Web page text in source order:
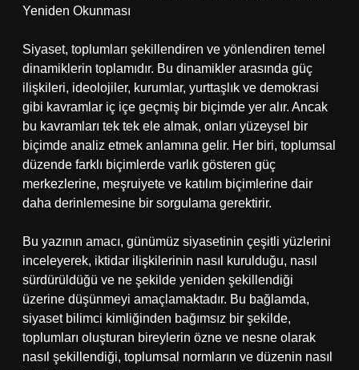
Yeniden Okunması
Siyaset, toplumları şekillendiren ve yönlendiren temel
dinamiklerin toplamıdır. Bu dinamikler arasında güç
ilişkileri, ideolojiler, kurumlar, yurttaşlık ve demokrasi
gibi kavramlar iç içe geçmiş bir biçimde yer alır. Ancak
bu kavramları tek tek ele almak, onları yüzeysel bir
biçimde analiz etmek anlamına gelir. Her biri, toplumsal
düzende farklı biçimlerde varlık gösteren güç
merkezlerine, meşruiyete ve katılım biçimlerine dair
daha derinlemesine bir sorgulama gerektirir.
Bu yazının amacı, günümüz siyasetinin çeşitli yüzlerini
inceleyerek, iktidar ilişkilerinin nasıl kurulduğu, nasıl
sürdürüldüğü ve ne şekilde yeniden şekillendiği
üzerine düşünmeyi amaçlamaktadır. Bu bağlamda,
siyaset bilimci kimliğinden bağımsız bir şekilde,
toplumları oluşturan bireylerin özne ve nesne olarak
nasıl şekillendiği, toplumsal normların ve düzenin nasıl